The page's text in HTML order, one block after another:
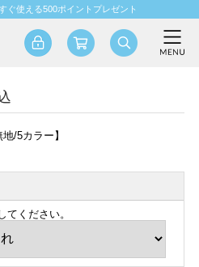
ぐ使える500ポイントプレゼント
/5カラー】
てください。